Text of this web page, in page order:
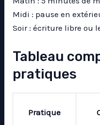
Midi : pause en
Soir : écriture libre ou
Tableau
pratiques
Pratique